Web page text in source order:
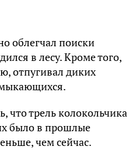
облегчал поиски
в лесу. Кроме того,
отпугивал диких
что трель колокольчика
было в прошлые
чем сейчас.